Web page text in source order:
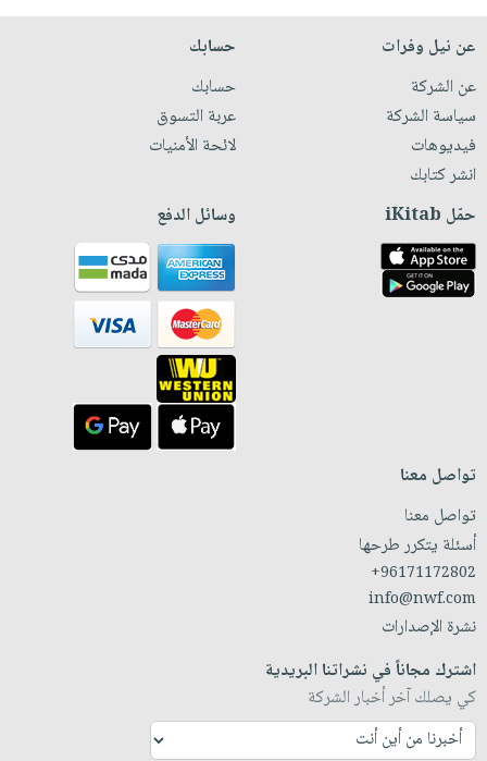
عن نيل وفرات
عن الشركة
سياسة الشركة
فيديوهات
انشر كتابك
حسابك
حسابك
عربة التسوق
لائحة الأمنيات
حمّل iKitab وسائل الدفع
تواصل معنا
تواصل معنا
أسئلة يتكرر طرحها
+96171172802
info@nwf.com
نشرة الإصدارات
اشترك مجاناً في نشراتنا البريدية
كي يصلك آخر أخبار الشركة